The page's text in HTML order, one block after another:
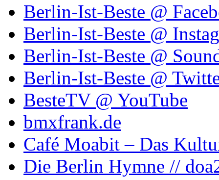
Berlin-Ist-Beste @
Berlin-Ist-Beste @
Berlin-Ist-Beste @
Berlin-Ist-Beste @
BesteTV @ YouTube
bmxfrank.de
Café Moabit – Das
Die Berlin Hymne //